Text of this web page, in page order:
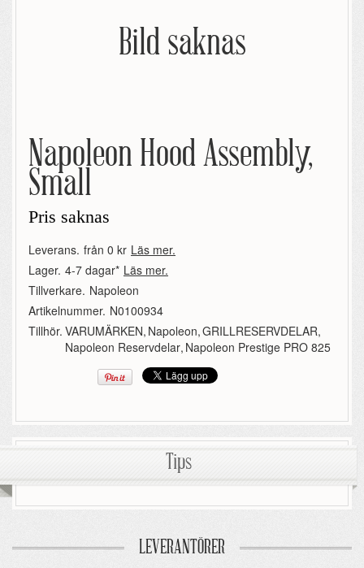
Bild saknas
Napoleon Hood Assembly,
Small
Pris saknas
Leverans. från 0 kr Läs mer.
Lager. 4-7 dagar* Läs mer.
Tillverkare. Napoleon
Artikelnummer. N0100934
Tillhör. VARUMÄRKEN, Napoleon,GRILLRESERVDELAR,
Napoleon Reservdelar, Napoleon Prestige PRO 825
Tips
LEVERANTÖRER